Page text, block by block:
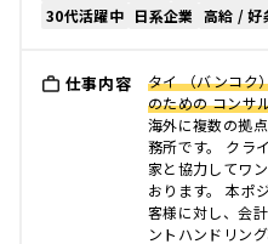
30代活躍中 日系企業 高給 / 好
仕事内容
タイ （バンコク
のための コンサ
海外に複数の拠
務所です。 クラ
家と協力してワ
おります。 本ポ
客様に対し、会
ントハンドリン